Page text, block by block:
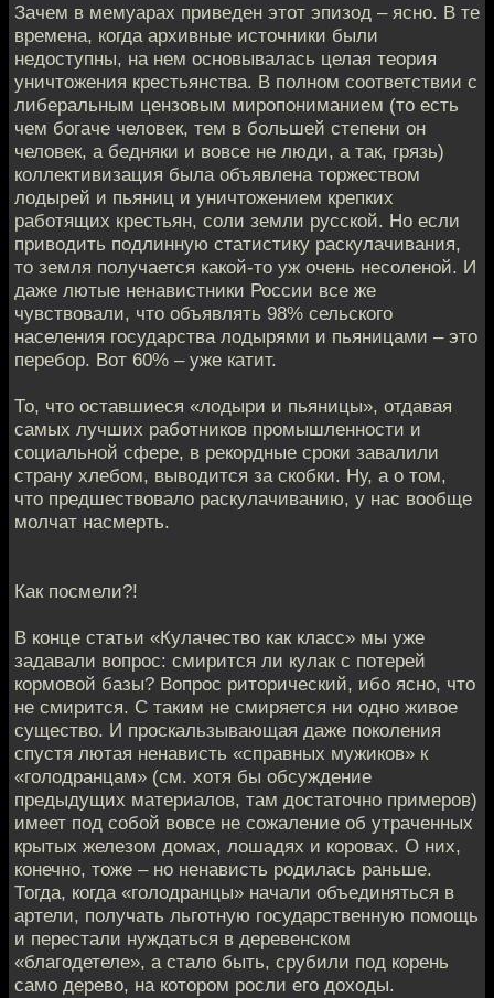
Зачем в мемуарах приведен этот эпизод – ясно. В те
времена, когда архивные источники были
недоступны, на нем основывалась целая теория
уничтожения крестьянства. В полном соответствии с
либеральным цензовым миропониманием (то есть
чем богаче человек, тем в большей степени он
человек, а бедняки и вовсе не люди, а так, грязь)
коллективизация была объявлена торжеством
лодырей и пьяниц и уничтожением крепких
работящих крестьян, соли земли русской. Но если
приводить подлинную статистику раскулачивания,
то земля получается какой-то уж очень несоленой. И
даже лютые ненавистники России все же
чувствовали, что объявлять 98% сельского
населения государства лодырями и пьяницами – это
перебор. Вот 60% – уже катит.
То, что оставшиеся «лодыри и пьяницы», отдавая
самых лучших работников промышленности и
социальной сфере, в рекордные сроки завалили
страну хлебом, выводится за скобки. Ну, а о том,
что предшествовало раскулачиванию, у нас вообще
молчат насмерть.
Как посмели?!
В конце статьи «Кулачество как класс» мы уже
задавали вопрос: смирится ли кулак с потерей
кормовой базы? Вопрос риторический, ибо ясно, что
не смирится. С таким не смиряется ни одно живое
существо. И проскальзывающая даже поколения
спустя лютая ненависть «справных мужиков» к
«голодранцам» (см. хотя бы обсуждение
предыдущих материалов, там достаточно примеров)
имеет под собой вовсе не сожаление об утраченных
крытых железом домах, лошадях и коровах. О них,
конечно, тоже – но ненависть родилась раньше.
Тогда, когда «голодранцы» начали объединяться в
артели, получать льготную государственную помощь
и перестали нуждаться в деревенском
«благодетеле», а стало быть, срубили под корень
само дерево, на котором росли его доходы.